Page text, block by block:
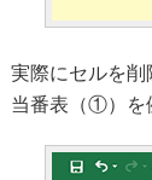
実際にセルを削
当番表（①）を